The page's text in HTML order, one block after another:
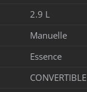
2.9 L
Manuelle
Essence
CONVERTIBLE